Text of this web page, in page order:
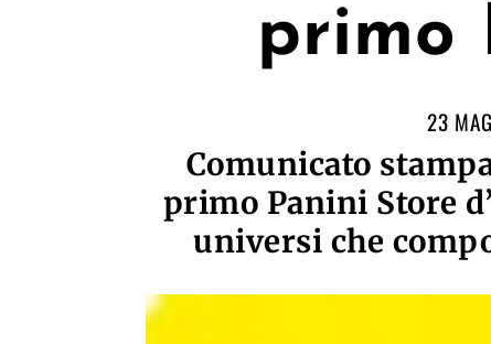
primo
23
Comunicato
primo Panini Store
universi che